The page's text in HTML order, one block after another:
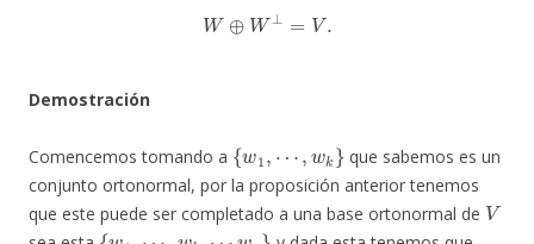
W⊕W ⊥ V.
Demostración
Comencemos tomando a
{w
que sabemos es un
conjunto ortonormal, por la proposición anterior tenemos
que este puede ser completado a una base ortonormal de
V
{w1,⋯,w k,⋯wn}